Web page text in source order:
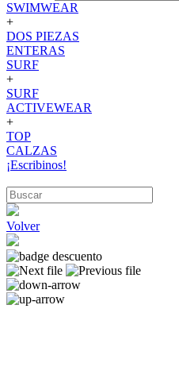
SWIMWEAR
+
DOS PIEZAS
ENTERAS
SURF
+
SURF
ACTIVEWEAR
+
TOP
CALZAS
¡Escribinos!
Volver